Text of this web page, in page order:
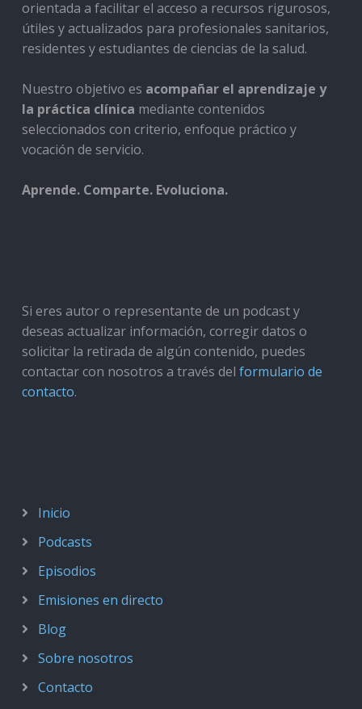
orientada a facilitar el acceso a recursos rigurosos,
útiles y actualizados para profesionales sanitarios,
residentes y estudiantes de ciencias de la salud.
Nuestro objetivo es acompañar el aprendizaje y
la práctica clínica mediante contenidos
seleccionados con criterio, enfoque práctico y
vocación de servicio.
Aprende. Comparte. Evoluciona.
Si eres autor o representante de un podcast y
deseas actualizar información, corregir datos o
solicitar la retirada de algún contenido, puedes
contactar con nosotros a través del formulario de
contacto.
Inicio
Podcasts
Episodios
Emisiones en directo
Blog
Sobre nosotros
Contacto